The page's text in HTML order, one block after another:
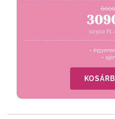
10300 Ft
+
+